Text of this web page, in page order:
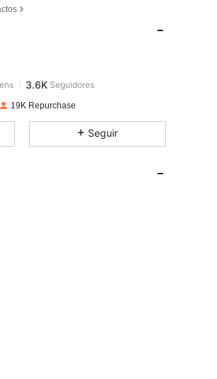
3.6K
atrás
3.6K
19K Repurchase
Seguir